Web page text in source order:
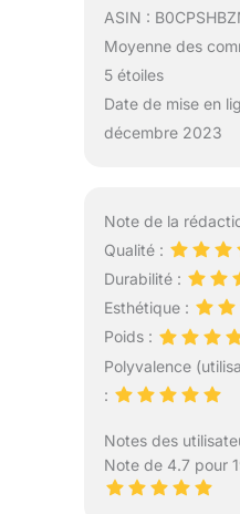
ASIN :
Moyenne des
5 étoiles
Date de mise en
décembre 2023
Note de la
Qualité :
Durabilité :
Esthétique :
Poids :
Polyvalence
:
Notes des
Note de 4.7 pour